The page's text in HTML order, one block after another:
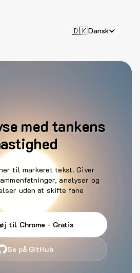
🇩🇰Dansk
med tankens
til markeret tekst. Giver
analyser og
uden at skifte fane
til Chrome - Gratis
Se på GitHub